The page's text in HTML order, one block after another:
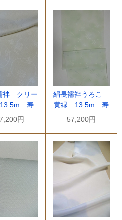
袢 クリー
寿
円
絹長襦袢うろこ
黄緑 13.5m 寿
57,200円